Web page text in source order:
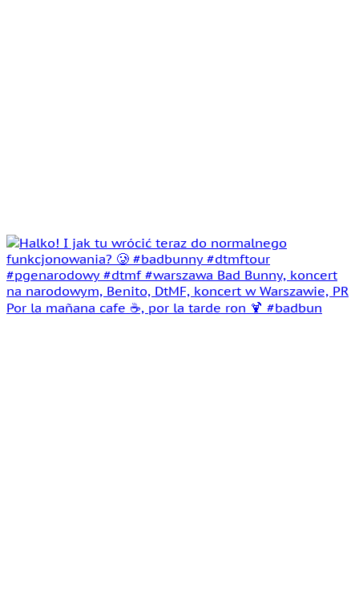
Por la mañana cafe ☕️, por la tarde ron 🍹 #badbun